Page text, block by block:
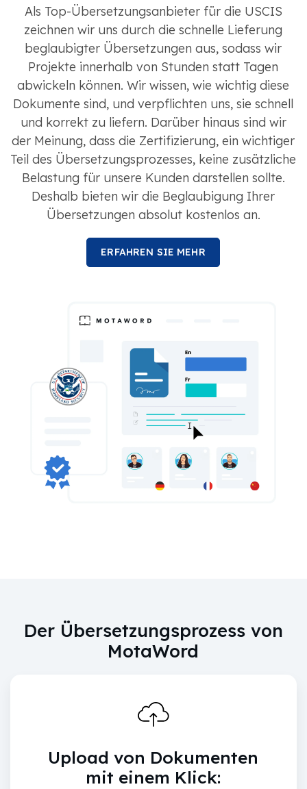
Als Top-Übersetzungsanbieter für die USCIS
zeichnen wir uns durch die schnelle Lieferung
beglaubigter Übersetzungen aus, sodass wir
Projekte innerhalb von Stunden statt Tagen
abwickeln können. Wir wissen, wie wichtig diese
Dokumente sind, und verpflichten uns, sie schnell
und korrekt zu liefern. Darüber hinaus sind wir
der Meinung, dass die Zertifizierung, ein wichtiger
Teil des Übersetzungsprozesses, keine zusätzliche
Belastung für unsere Kunden darstellen sollte.
Deshalb bieten wir die Beglaubigung Ihrer
Übersetzungen absolut kostenlos an.
ERFAHREN SIE MEHR
Der Übersetzungsprozess von
MotaWord
Upload von Dokumenten
mit einem Klick: